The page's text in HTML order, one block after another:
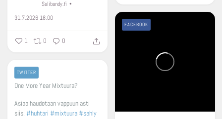
Salibandy.fi
31.7.2026 18:00
1 0 0
FACEBOOK
One More Year Mixtuura?
Asiaa haudotaan vappuun asti
siis. #huhtari #mixtuura #sahly
TWITTER